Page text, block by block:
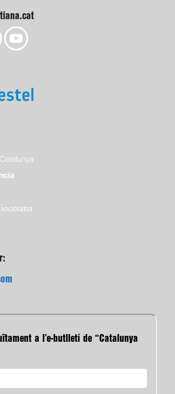
a l’e-butlletí de “Catalunya